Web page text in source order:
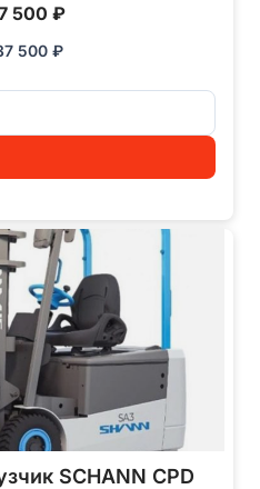
500 ₽
500 ₽
SCHANN CPD